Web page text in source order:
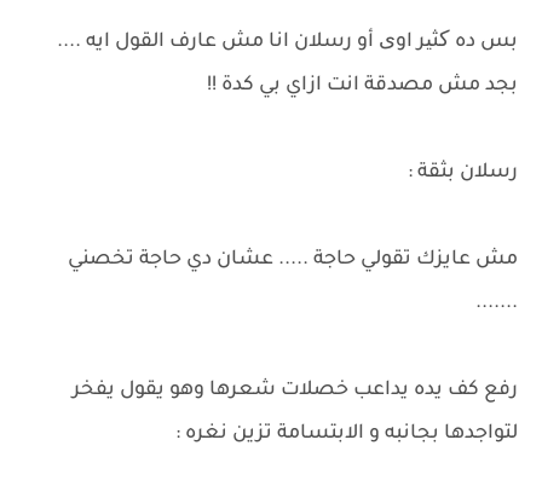
بس ده کثیر اوی أو رسلان انا مش عارف القول ايه ....
بجد مش مصدقة انت ازاي بي كدة !!
رسلان بثقة :
مش عايزك تقولي حاجة ..... عشان دي حاجة تخصني
.......
رفع كف يده يداعب خصلات شعرها وهو يقول يفخر
لتواجدها بجانبه و الابتسامة تزين نغره :